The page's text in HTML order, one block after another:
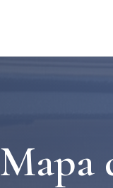
Mapa